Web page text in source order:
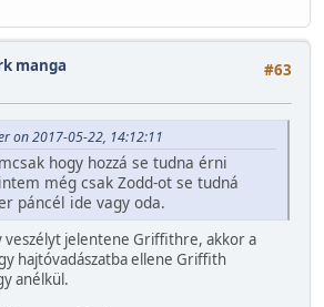
#63
manga
on 2017-05-22, 14:12:11
hogy hozzá se tudna érni
még csak Zodd-ot se tudná
páncél ide vagy oda.
veszélyt jelentene Griffithre, akkor a
hajtóvadászatba ellene Griffith
anélkül.